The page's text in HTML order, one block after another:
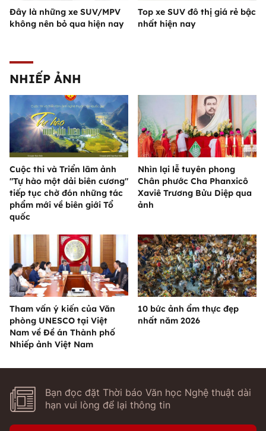
Đây là những xe SUV/MPV
không nên bỏ qua hiện nay
Top xe SUV đô thị giá rẻ bậc
nhất hiện nay
NHIẾP ẢNH
Cuộc thi và Triển lãm ảnh
"Tự hào một dải biên cương"
tiếp tục chờ đón những tác
phẩm mới về biên giới Tổ
quốc
Nhìn lại lễ tuyên phong
Chân phước Cha Phanxicô
Xaviê Trương Bửu Diệp qua
ảnh
Tham vấn ý kiến của Văn
phòng UNESCO tại Việt
Nam về Đề án Thành phố
Nhiếp ảnh Việt Nam
10 bức ảnh ẩm thực đẹp
nhất năm 2026
Bạn đọc đặt Thời báo Văn học Nghệ thuật dài
hạn vui lòng để lại thông tin